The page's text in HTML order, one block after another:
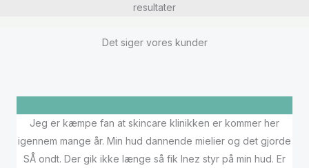
resultater
Det siger vores kunder
Jeg er kæmpe fan at skincare klinikken er kommer her
igennem mange år. Min hud dannende mielier og det gjorde
SÅ ondt. Der gik ikke længe så fik Inez styr på min hud. Er